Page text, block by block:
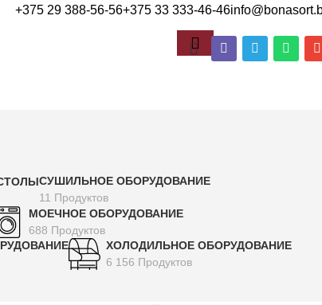
+375 29 388-56-56+375 33 333-46-46
СУШИЛЬНОЕ ОБОРУДОВАНИЕ
11 Продуктов
МОЕЧНОЕ ОБОРУДОВАНИЕ
688 Продуктов
ХОЛОДИЛЬНОЕ ОБОРУДОВАНИЕ
6 156 Продуктов